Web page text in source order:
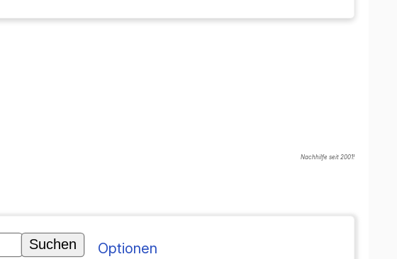
Nachhilfe seit 2001!
Optionen